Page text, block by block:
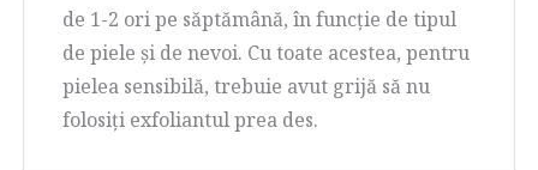
de 1-2 ori pe săptămână, în funcție de tipul
de piele și de nevoi. Cu toate acestea, pentru
pielea sensibilă, trebuie avut grijă să nu
folosiți exfoliantul prea des.